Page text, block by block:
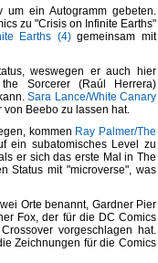
ein Autogramm gebeten.
zu "Crisis on Infinite Earths"
Earths (4)gemeinsam mit
weswegen er auch hier
Sorcerer (Raúl Herrera)
Sara Lance/White Canary
Beebo zu lassen hat.
kommen Ray Palmer/The
ein subatomisches Level zu
er sich das erste Mal in The
Status mit "microverse", was
Orte benannt, Gardner Pier
Fox, der für die DC Comics
vorgeschlagen hat.
Zeichnungen für die Comics